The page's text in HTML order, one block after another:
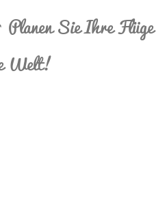
Planen Sie Ihre Flüge
Welt!